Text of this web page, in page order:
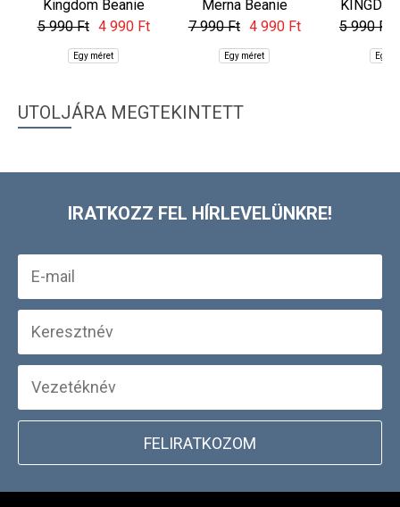
Kingdom Beanie
5 990 Ft 4 990 Ft
Egy méret
Merna Beanie
7 990 Ft 4 990 Ft
Egy méret
5 990 Ft
Egy
UTOLJÁRA MEGTEKINTETT
IRATKOZZ FEL HÍRLEVELÜNKRE!
FELIRATKOZOM